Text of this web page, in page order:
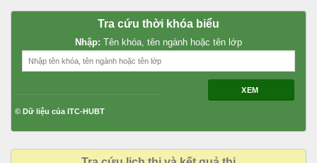
Tra cứu thời khóa biểu
Nhập: Tên khóa, tên ngành hoặc tên lớp
XEM
© Dữ liệu của ITC-HUBT